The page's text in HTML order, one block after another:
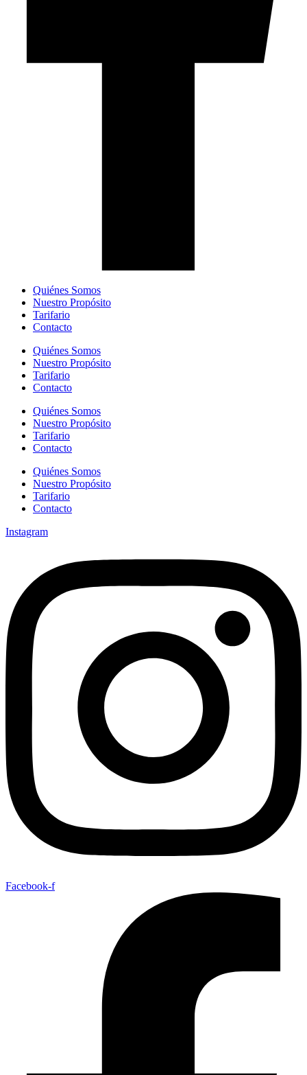
Quiénes Somos
Nuestro Propósito
Tarifario
Contacto
Quiénes Somos
Nuestro Propósito
Tarifario
Contacto
Quiénes Somos
Nuestro Propósito
Tarifario
Contacto
Quiénes Somos
Nuestro Propósito
Tarifario
Contacto
Instagram
Facebook-f